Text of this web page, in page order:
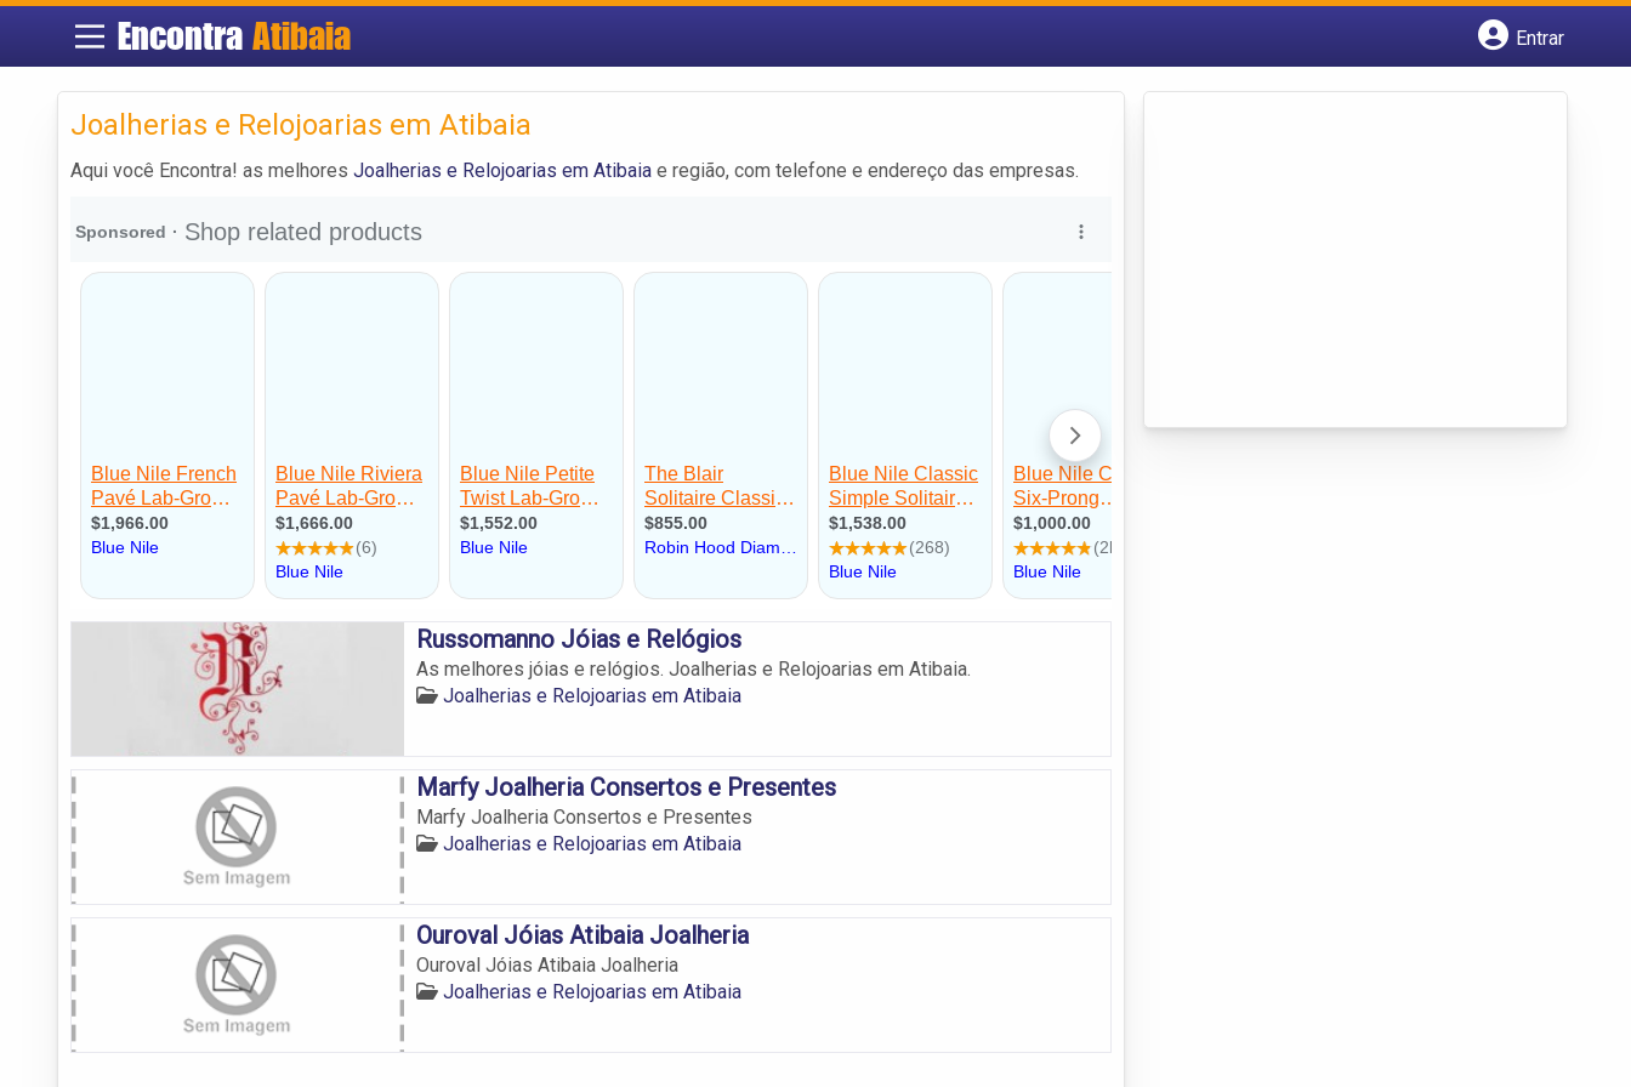
EncontraAtibaia
Entrar
Joalherias e Relojoarias em Atibaia
Aqui você Encontra! as melhores Joalherias e Relojoarias em Atibaia e região, com telefone e endereço das empresas.
Russomanno Jóias e Relógios
As melhores jóias e relógios. Joalherias e Relojoarias em Atibaia.
Joalherias e Relojoarias em Atibaia
Marfy Joalheria Consertos e Presentes
Marfy Joalheria Consertos e Presentes
Joalherias e Relojoarias em Atibaia
Ouroval Jóias Atibaia Joalheria
Ouroval Jóias Atibaia Joalheria
Joalherias e Relojoarias em Atibaia